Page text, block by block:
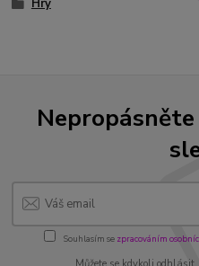
Hry
Souhlasím se zpracováním